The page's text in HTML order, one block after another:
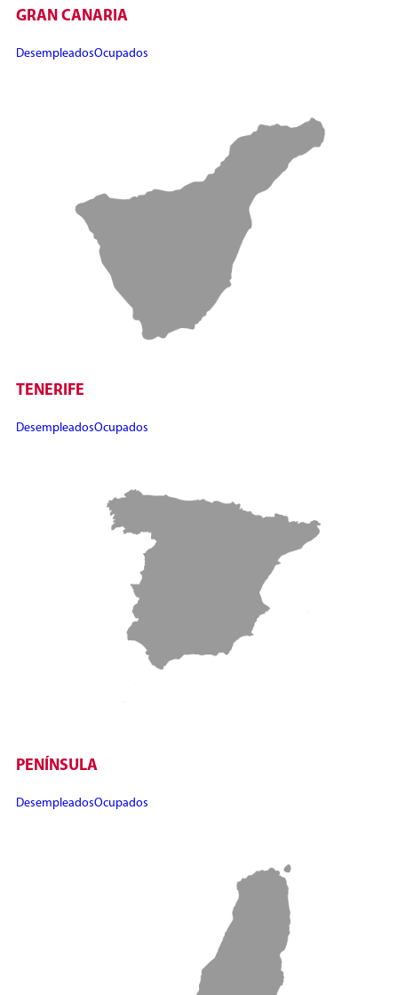
GRAN CANARIA
DesempleadosOcupados
TENERIFE
DesempleadosOcupados
PENÍNSULA
DesempleadosOcupados